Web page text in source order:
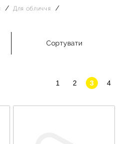
Для обличчя
Сортувати
1 2 3 4